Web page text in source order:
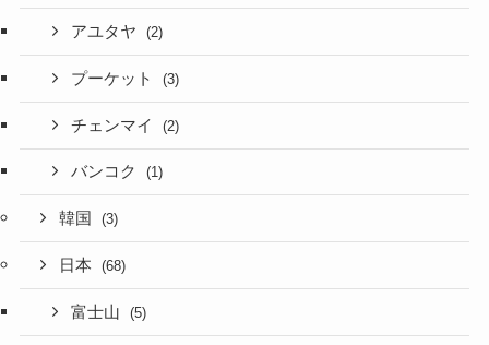
アユタヤ (2)
プーケット (3)
チェンマイ (2)
バンコク (1)
韓国 (3)
日本 (68)
富士山 (5)